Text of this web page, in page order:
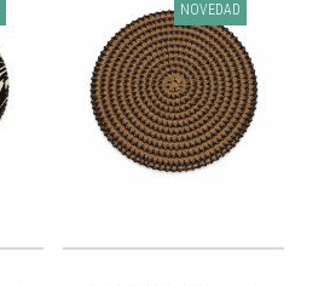
NOVEDAD